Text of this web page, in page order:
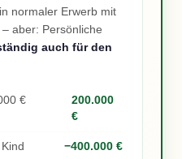
normaler Erwerb mit
aber: Persönliche
auch für den
€
200.000
€
−400.000 €